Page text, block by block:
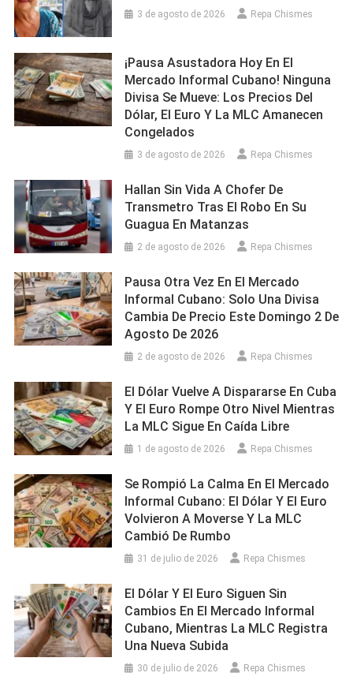
3 de agosto de 2026 Repa Chismes
¡Pausa Asustadora Hoy En El
Mercado Informal Cubano! Ninguna
Divisa Se Mueve: Los Precios Del
Dólar, El Euro Y La MLC Amanecen
Congelados
3 de agosto de 2026 Repa Chismes
Hallan Sin Vida A Chofer De
Transmetro Tras El Robo En Su
Guagua En Matanzas
2 de agosto de 2026 Repa Chismes
Pausa Otra Vez En El Mercado
Informal Cubano: Solo Una Divisa
Cambia De Precio Este Domingo 2 De
Agosto De 2026
2 de agosto de 2026 Repa Chismes
El Dólar Vuelve A Dispararse En Cuba
Y El Euro Rompe Otro Nivel Mientras
La MLC Sigue En Caída Libre
1 de agosto de 2026 Repa Chismes
Se Rompió La Calma En El Mercado
Informal Cubano: El Dólar Y El Euro
Volvieron A Moverse Y La MLC
Cambió De Rumbo
31 de julio de 2026 Repa Chismes
El Dólar Y El Euro Siguen Sin
Cambios En El Mercado Informal
Cubano, Mientras La MLC Registra
Una Nueva Subida
30 de julio de 2026 Repa Chismes